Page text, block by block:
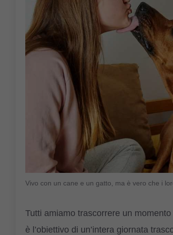
Vivo con un cane e un gatto, ma è vero che i
Tutti amiamo trascorrere un
è l’obiettivo di un’intera giornata